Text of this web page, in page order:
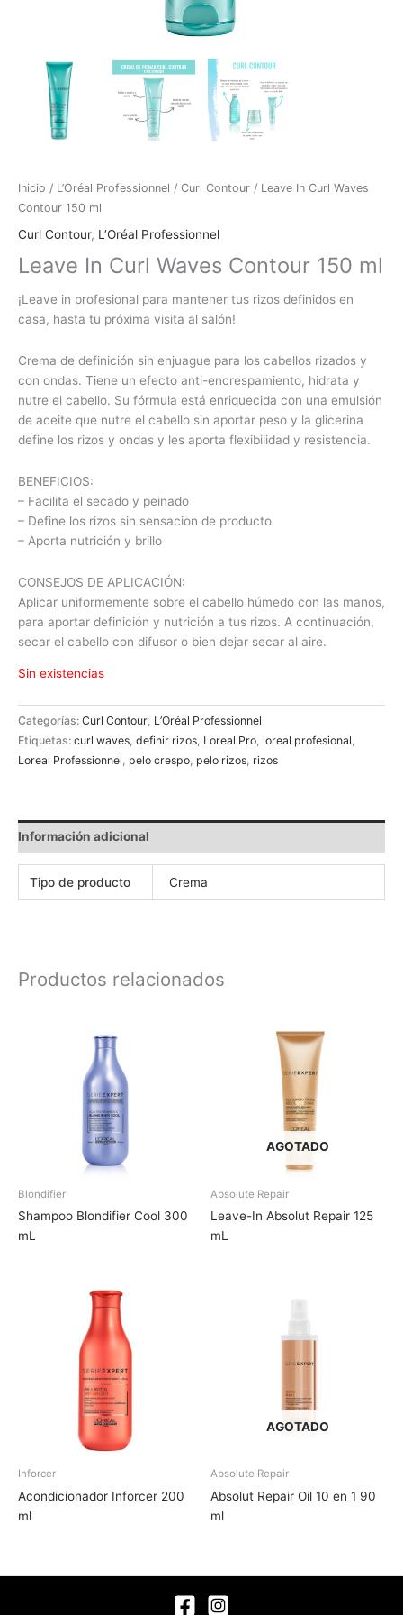
Inicio / L’Oréal Professionnel / Curl Contour / Leave In Curl Waves
Contour 150 ml
Curl Contour, L’Oréal Professionnel
Leave In Curl Waves Contour 150 ml
¡Leave in profesional para mantener tus rizos definidos en
casa, hasta tu próxima visita al salón!
Crema de definición sin enjuague para los cabellos rizados y
con ondas. Tiene un efecto anti-encrespamiento, hidrata y
nutre el cabello. Su fórmula está enriquecida con una emulsión
de aceite que nutre el cabello sin aportar peso y la glicerina
define los rizos y ondas y les aporta flexibilidad y resistencia.
BENEFICIOS:
– Facilita el secado y peinado
– Define los rizos sin sensacion de producto
– Aporta nutrición y brillo
CONSEJOS DE APLICACIÓN:
Aplicar uniformemente sobre el cabello húmedo con las manos,
para aportar definición y nutrición a tus rizos. A continuación,
secar el cabello con difusor o bien dejar secar al aire.
Sin existencias
Categorías: Curl Contour, L’Oréal Professionnel
Etiquetas: curl waves, definir rizos, Loreal Pro, loreal profesional,
Loreal Professionnel, pelo crespo, pelo rizos, rizos
Información adicional
Tipo de producto Crema
Productos relacionados
Blondifier
Shampoo Blondifier Cool 300
mL
AGOTADO
Absolute Repair
Leave-In Absolut Repair 125
mL
Inforcer
Acondicionador Inforcer 200
ml
AGOTADO
Absolute Repair
Absolut Repair Oil 10 en 1 90
ml